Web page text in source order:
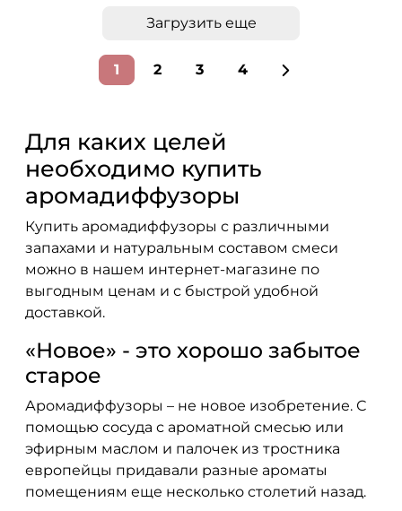
Загрузить еще
1 2 3 4
Для каких целей
необходимо купить
аромадиффузоры
Купить аромадиффузоры с различными
запахами и натуральным составом смеси
можно в нашем интернет-магазине по
выгодным ценам и с быстрой удобной
доставкой.
«Новое» - это хорошо забытое
старое
Аромадиффузоры – не новое изобретение. С
помощью сосуда с ароматной смесью или
эфирным маслом и палочек из тростника
европейцы придавали разные ароматы
помещениям еще несколько столетий назад.